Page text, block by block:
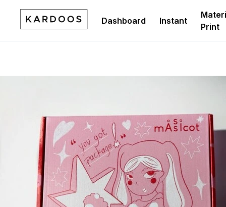
Dashboard Instant
Print